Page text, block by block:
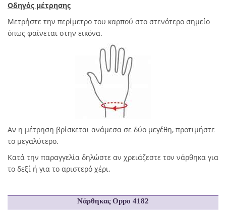
Οδηγός μέτρησης
Μετρήστε την περίμετρο του καρπού στο στενότερο σημείο
όπως φαίνεται στην εικόνα.
Αν η μέτρηση βρίσκεται ανάμεσα σε δύο μεγέθη, προτιμήστε
το μεγαλύτερο.
Κατά την παραγγελία δηλώστε αν χρειάζεστε τον νάρθηκα για
το δεξί ή για το αριστερό χέρι.
ΝάρθηκαςOppo 4182